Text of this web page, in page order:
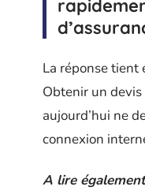
La réponse tient
Obtenir un devis
aujourd’hui ne
connexion
A lire